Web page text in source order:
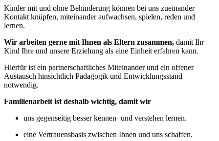
Kinder mit und ohne Behinderung können bei uns zueinander
Kontakt knüpfen, miteinander aufwachsen, spielen, reden und
lernen.
Wir arbeiten gerne mit Ihnen als Eltern zusammen, damit Ihr
Kind Ihre und unsere Erziehung als eine Einheit erfahren kann.
Hierfür ist ein part­nerschaftliches Miteinander und ein offener
Austausch hinsichtlich Pädagogik und Entwick­lungsstand
notwendig.
Familienarbeit ist deshalb wichtig, damit wir
uns gegenseitig besser kennen- und verstehen lernen.
eine Vertrauensbasis zwischen Ihnen und uns schaffen.